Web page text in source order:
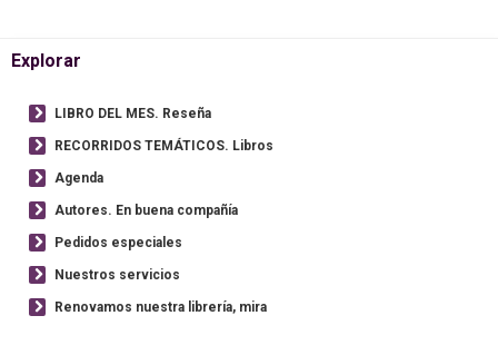
Explorar
LIBRO DEL MES. Reseña
RECORRIDOS TEMÁTICOS. Libros
Agenda
Autores. En buena compañía
Pedidos especiales
Nuestros servicios
Renovamos nuestra librería, mira